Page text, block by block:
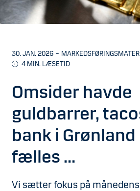
30. JAN. 2026 –
4 MIN. LÆSETID
Omsider havde
guldbarrer,
bank i
fælles …
Vi sætter fokus på